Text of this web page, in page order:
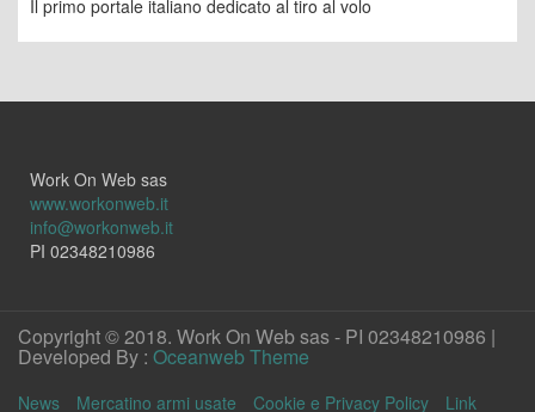
Il primo portale italiano dedicato al tiro al volo
Work On Web sas
www.workonweb.it
info@workonweb.it
PI 02348210986
Copyright © 2018. Work On Web sas - PI 02348210986 |
Developed By : Oceanweb Theme
News Mercatino armi usate Cookie e Privacy Policy Link